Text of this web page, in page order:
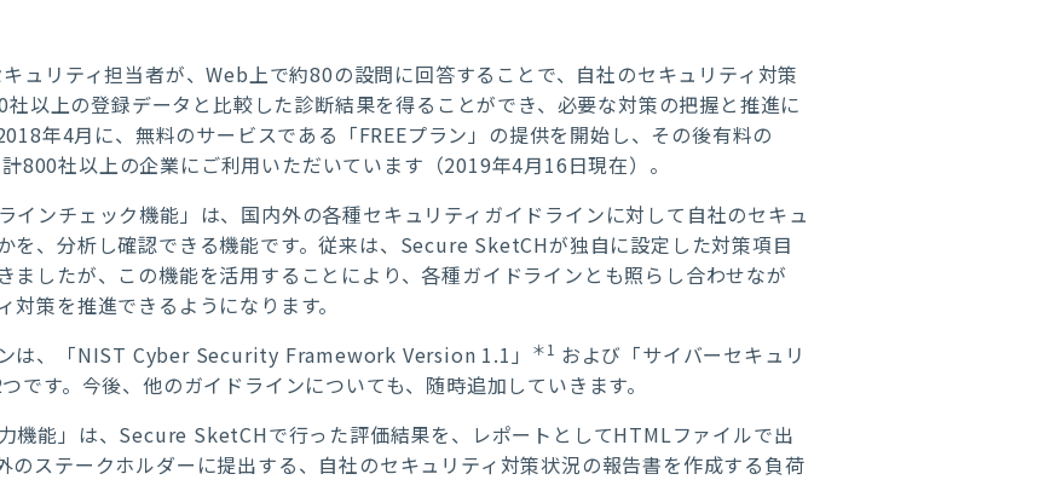
ュリティ担当者が、Web上で約80の設問に回答することで、自社のセキュリティ対策
以上の登録データと比較した診断結果を得ることができ、必要な対策の把握と推進に
年4月に、無料のサービスである「FREEプラン」の提供を開始し、その後有料の
800社以上の企業にご利用いただいています（2019年4月16日現在）。
インチェック機能」は、国内外の各種セキュリティガイドラインに対して自社のセキュ
を、分析し確認できる機能です。従来は、Secure SketCHが独自に設定した対策項目
ましたが、この機能を活用することにより、各種ガイドラインとも照らし合わせなが
策を推進できるようになります。
は、「NIST Cyber Security Framework Version 1.1」
＊1 および「サイバーセキュリ
です。今後、他のガイドラインについても、随時追加していきます。
機能」は、Secure SketCHで行った評価結果を、レポートとしてHTMLファイルで出
のステークホルダーに提出する、自社のセキュリティ対策状況の報告書を作成する負荷